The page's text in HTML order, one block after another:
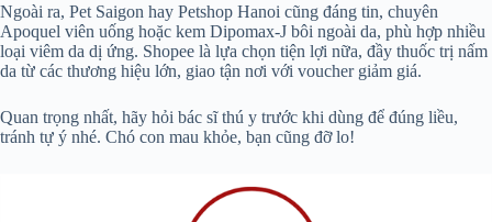
Ngoài ra, Pet Saigon hay Petshop Hanoi cũng đáng tin, chuyên
Apoquel viên uống hoặc kem Dipomax-J bôi ngoài da, phù hợp nhiều
loại viêm da dị ứng. Shopee là lựa chọn tiện lợi nữa, đầy thuốc trị nấm
da từ các thương hiệu lớn, giao tận nơi với voucher giảm giá.
Quan trọng nhất, hãy hỏi bác sĩ thú y trước khi dùng để đúng liều,
tránh tự ý nhé. Chó con mau khỏe, bạn cũng đỡ lo!